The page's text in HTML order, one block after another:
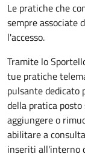
Le pratiche che
sempre associate
l'accesso.
Tramite lo
tue pratiche
pulsante dedicato
della pratica
aggiungere o
abilitare a
inseriti all'interno